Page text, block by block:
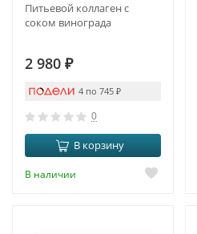
Питьевой коллаген с
соком винограда
2 980 ₽
4 по 745 ₽
0
В корзину
В наличии